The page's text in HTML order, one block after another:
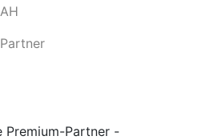
AH
Partner(current)
Premium-Partner -